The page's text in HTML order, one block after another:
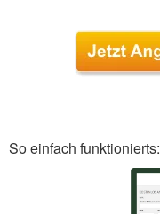
So einfach funktionierts: